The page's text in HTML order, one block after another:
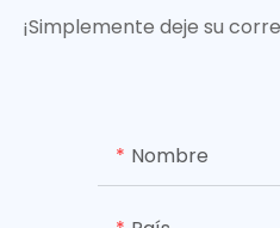
¡Simplemente deje su
Nombre